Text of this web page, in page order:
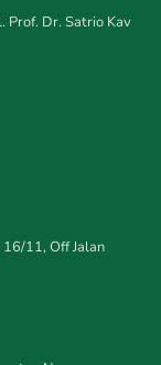
Prof. Dr. Satrio Kav
11, Off Jalan